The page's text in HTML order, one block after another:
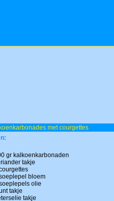
met courgettes
gr kalkoenkarbonaden
takje
bloem
olie
takje
takje